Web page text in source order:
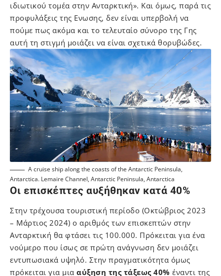
ιδιωτικού τομέα στην Ανταρκτική». Και όμως, παρά τις
προφυλάξεις της Ενωσης, δεν είναι υπερβολή να
πούμε πως ακόμα και το τελευταίο σύνορο της Γης
αυτή τη στιγμή μοιάζει να είναι σχετικά θορυβώδες.
A cruise ship along the coasts of the Antarctic Peninsula,
Antarctica. Lemaire Channel, Antarctic Peninsula, Antarctica
Οι επισκέπτες αυξήθηκαν κατά 40%
Στην τρέχουσα τουριστική περίοδο (Οκτώβριος 2023
– Μάρτιος 2024) ο αριθμός των επισκεπτών στην
Ανταρκτική θα φτάσει τις 100.000. Πρόκειται για ένα
νούμερο που ίσως σε πρώτη ανάγνωση δεν μοιάζει
εντυπωσιακά υψηλό. Στην πραγματικότητα όμως
πρόκειται για μια αύξηση της τάξεως 40% έναντι της